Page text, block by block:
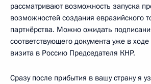
рассматривают возможность запуска
возможностей создания евразийского
партнёрства. Можно ожидать
соответствующего документа уже в
визита в Россию Председателя КНР.
Сразу после прибытия в вашу страну я